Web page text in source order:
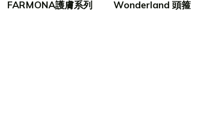
FARMONA護膚系列
Wonderland 頭箍